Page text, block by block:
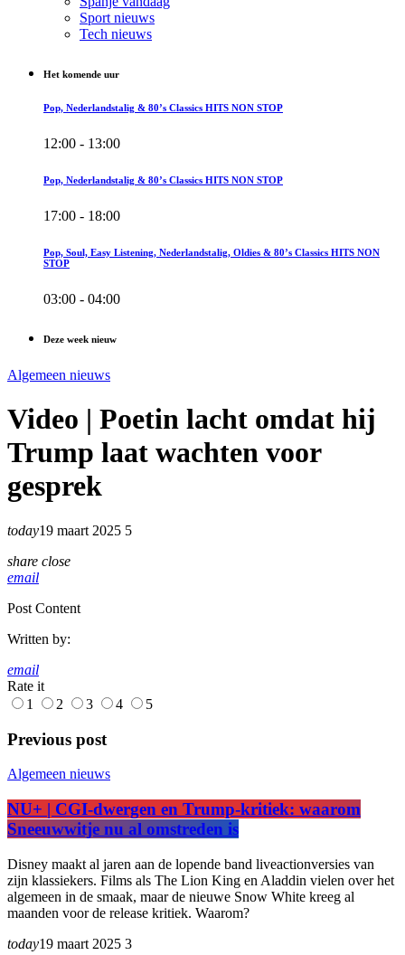
Sport nieuws
Tech nieuws
Het komende uur
Pop, Nederlandstalig & 80’s Classics HITS NON STOP
12:00 - 13:00
Pop, Nederlandstalig & 80’s Classics HITS NON STOP
17:00 - 18:00
Pop, Soul, Easy Listening, Nederlandstalig, Oldies & 80’s Classics HITS NON
STOP
03:00 - 04:00
Deze week nieuw
Algemeen nieuws
Video | Poetin lacht omdat hij
Trump laat wachten voor
gesprek
today19 maart 2025 5
share close
email
Post Content
Written by:
email
Rate it
1
2 3 4 5
Previous post
Algemeen nieuws
NU+ | CGI-dwergen en Trump-kritiek: waarom
Sneeuwwitje nu al omstreden is
Disney maakt al jaren aan de lopende band liveactionversies van
zijn klassiekers. Films als The Lion King en Aladdin vielen over het
algemeen in de smaak, maar de nieuwe Snow White kreeg al
maanden voor de release kritiek. Waarom?
today19 maart 2025 3